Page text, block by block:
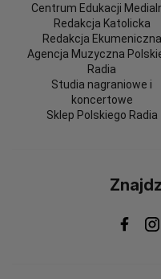
Centrum Edukacji
Redakcja Katolicka
Redakcja Ekumeniczna
Agencja Muzyczna
Radia
Studia nagraniowe i
koncertowe
Sklep Polskiego Radia